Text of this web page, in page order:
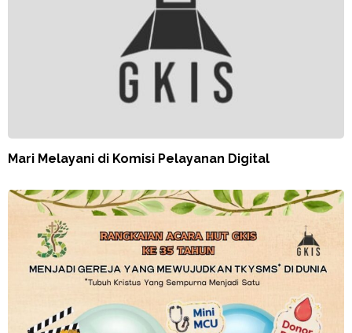
Mari Melayani di Komisi Pelayanan Digital